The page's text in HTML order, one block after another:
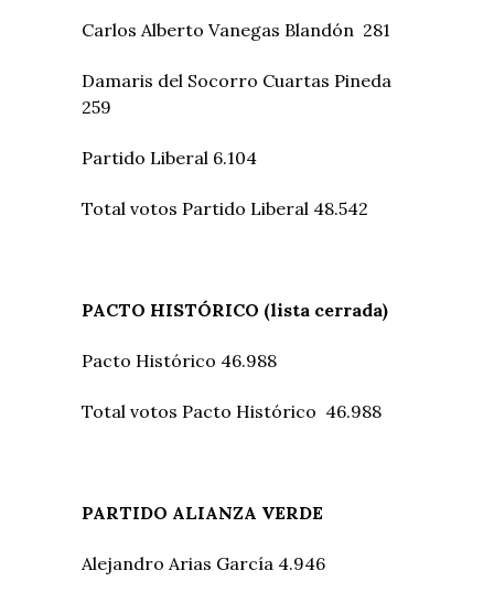
Carlos Alberto Vanegas Blandón 281
Damaris del Socorro Cuartas Pineda
259
Partido Liberal 6.104
Total votos Partido Liberal 48.542
PACTO HISTÓRICO (lista cerrada)
Pacto Histórico 46.988
Total votos Pacto Histórico 46.988
PARTIDO ALIANZA VERDE
Alejandro Arias García 4.946